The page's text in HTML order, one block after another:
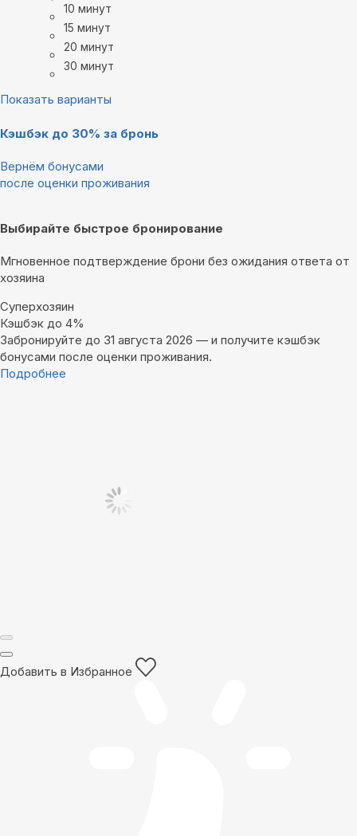
10 минут
15 минут
20 минут
30 минут
Показать варианты
Кэшбэк до 30% за бронь
Вернём бонусами
после оценки проживания
Выбирайте быстрое бронирование
Мгновенное подтверждение брони без ожидания ответа от
хозяина
Суперхозяин
Кэшбэк до 4%
Забронируйте до 31 августа 2026 — и получите кэшбэк
бонусами после оценки проживания.
Подробнее
Добавить в Избранное